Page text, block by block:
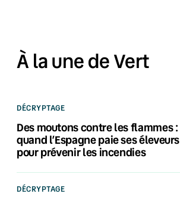
À la une de Vert
DÉCRYPTAGE
Des moutons contre les flammes :
quand l’Espagne paie ses éleveurs
pour prévenir les incendies
DÉCRYPTAGE